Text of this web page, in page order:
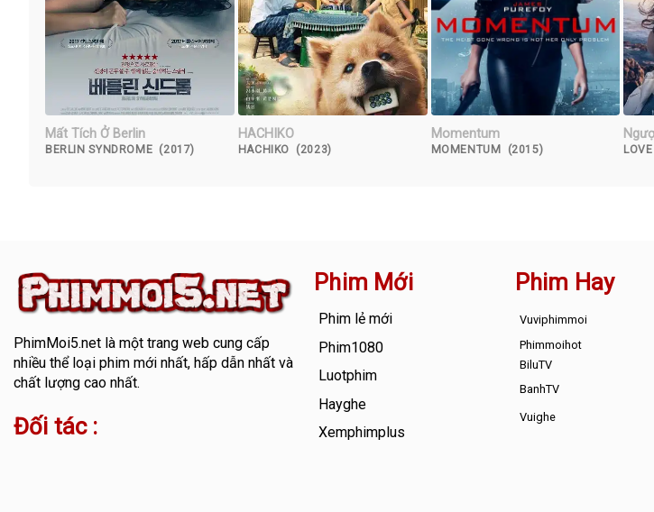
Mất Tích Ở Berlin
BERLIN SYNDROME (2017)
HACHIKO
HACHIKO (2023)
Momentum
MOMENTUM (2015)
PhimMoi5.netlà một trang web cung cấp
nhiều thể loại phim mới nhất, hấp dẫn nhất và
chất lượng cao nhất.
Đối tác :
Phim Mới
Phim lẻ mới
Phim1080
Luotphim
Hayghe
Xemphimplus
Phim Hay
Vuviphimmoi
Phimmoihot
BiluTV
BanhTV
Vuighe